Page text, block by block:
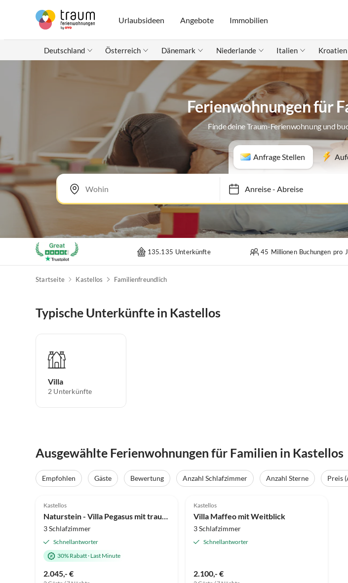
Urlaubsideen Angebote Immobilien
Deutschland Österreich Dänemark Niederlande Italien Kroatien
Ferienwohnungen für
Finde deine Traum-Ferienwohnung und
Anfrage Stellen
Anreise-Abreise
135.135 Unterkünfte 45 Millionen Buchungen pro
Startseite Kastellos Familienfreundlich
Typische Unterkünfte in Kastellos
Villa
2 Unterkünfte
Ausgewählte Ferienwohnungen für Familien in Kastellos
Empfohlen Gäste Bewertung Anzahl Schlafzimmer Anzahl Sterne Preis
Kastellos
Naturstein - Villa Pegasus mit traumhaftem Panoramablick
3 Schlafzimmer
Schnellantworter
30% Rabatt· Last Minute
2.045,- €
Kastellos
Villa Maffeo mit Weitblick
3 Schlafzimmer
Schnellantworter
2.100,- €